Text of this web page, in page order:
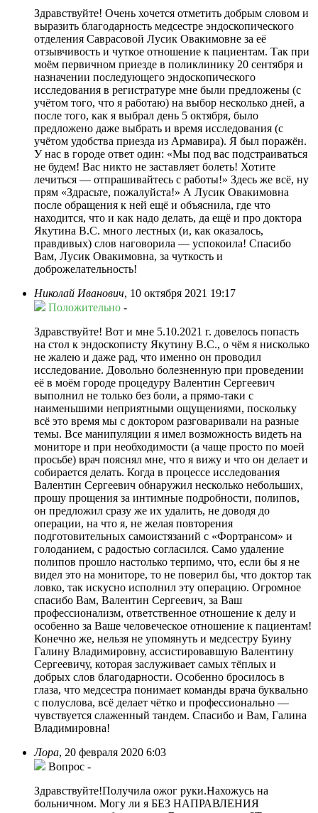
Здравствуйте! Очень хочется отметить добрым словом и
выразить благодарность медсестре эндоскопического
отделения Саврасовой Лусик Овакимовне за её
отзывчивость и чуткое отношение к пациентам. Так при
моём первичном приезде в поликлинику 20 сентября и
назначении последующего эндоскопического
исследования в регистратуре мне были предложены (с
учётом того, что я работаю) на выбор несколько дней, а
после того, как я выбрал день 5 октября, было
предложено даже выбрать и время исследования (с
учётом удобства приезда из Армавира). Я был поражён.
У нас в городе ответ один: «Мы под вас подстраиваться
не будем! Вас никто не заставляет болеть! Хотите
лечиться — отпрашивайтесь с работы!» Здесь же всё, ну
прям «Здрасьте, пожалуйста!» А Лусик Овакимовна
после обращения к ней ещё и объяснила, где что
находится, что и как надо делать, да ещё и про доктора
Якутина В.С. много лестных (и, как оказалось,
правдивых) слов наговорила — успокоила! Спасибо
Вам, Лусик Овакимовна, за чуткость и
доброжелательность!
Николай Иванович, 10 октября 2021 19:17
Положительно -
Здравствуйте! Вот и мне 5.10.2021 г. довелось попасть
на стол к эндоскописту Якутину В.С., о чём я нисколько
не жалею и даже рад, что именно он проводил
исследование. Довольно болезненную при проведении
её в моём городе процедуру Валентин Сергеевич
выполнил не только без боли, а прямо-таки с
наименьшими неприятными ощущениями, поскольку
всё это время мы с доктором разговаривали на разные
темы. Все манипуляции я имел возможность видеть на
мониторе и при необходимости (а чаще просто по моей
просьбе) врач пояснял мне, что я вижу и что он делает и
собирается делать. Когда в процессе исследования
Валентин Сергеевич обнаружил несколько небольших,
прошу прощения за интимные подробности, полипов,
он предложил сразу же их удалить, не доводя до
операции, на что я, не желая повторения
подготовительных самоистязаний с «Фортрансом» и
голоданием, с радостью согласился. Само удаление
полипов прошло настолько терпимо, что, если бы я не
видел это на мониторе, то не поверил бы, что доктор так
ловко, так искусно исполнил эту операцию. Огромное
спасибо Вам, Валентин Сергеевич, за Ваш
профессионализм, ответственное отношение к делу и
особенно за Ваше человеческое отношение к пациентам!
Конечно же, нельзя не упомянуть и медсестру Буину
Галину Владимировну, ассистировавшую Валентину
Сергеевичу, которая заслуживает самых тёплых и
добрых слов благодарности. Особенно бросилось в
глаза, что медсестра понимает команды врача буквально
с полуслова, всё делает чётко и профессионально —
чувствуется слаженный тандем. Спасибо и Вам, Галина
Владимировна!
Лора, 20 февраля 2020 6:03
Вопрос -
Здравствуйте!Получила ожог руки.Нахожусь на
больничном. Могу ли я БЕЗ НАПРАВЛЕНИЯ